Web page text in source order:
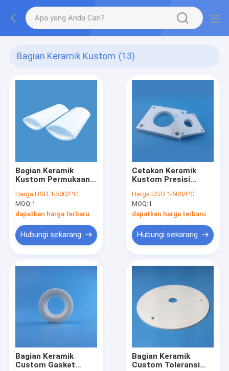
Bagian Keramik Kustom (13)
Bagian Keramik
Kustom Permukaan
Keramik Tahan
Korosi
Harga:USD 1-500/PC
MOQ:1
dapatkan harga terbaru
Hubungi sekarang
Cetakan Keramik
Kustom Presisi
Penyederhanaan
Pemrosesan Ra 12,5-
25 Um
Harga:USD 1-500/PC
MOQ:1
dapatkan harga terbaru
Hubungi sekarang
Bagian Keramik
Custom Gasket
Bagian Keramik
Custom Toleransi